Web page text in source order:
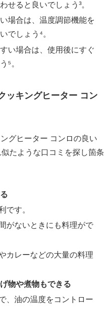
せると良いでしょう³。
場合は、温度調節機能を
でしょう⁴。
い場合は、使用後にすぐ
⁵。
ッキングヒーター コン
グヒーター コンロの良い
たような口コミを探し箇条
です。
がないときにも料理がで
カレーなどの大量の料理
物や煮物もできる
、油の温度をコントロー